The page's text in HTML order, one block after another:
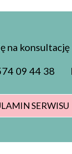
SERWISU
na
09 44 38